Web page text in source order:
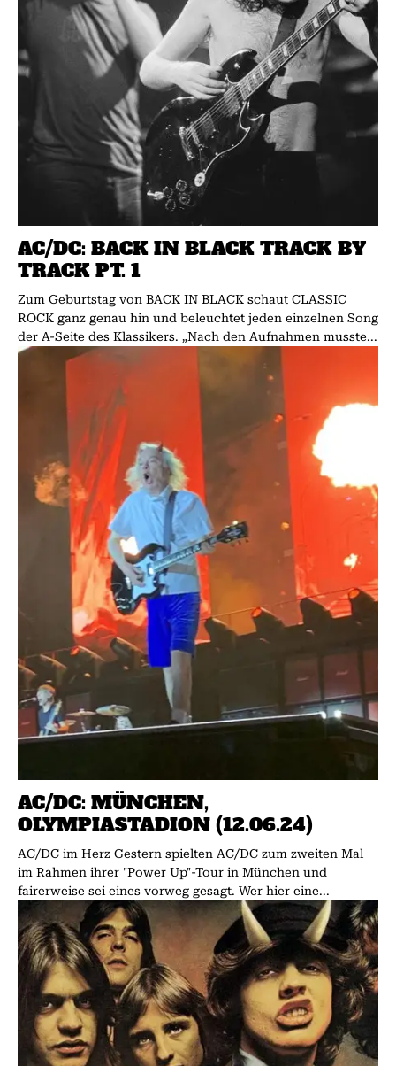
AC/DC: BACK IN BLACK TRACK BY
TRACK PT. 1
Zum Geburtstag von BACK IN BLACK schaut CLASSIC
ROCK ganz genau hin und beleuchtet jeden einzelnen Song
der A-Seite des Klassikers. „Nach den Aufnahmen musste...
AC/DC: MÜNCHEN,
OLYMPIASTADION (12.06.24)
AC/DC im Herz Gestern spielten AC/DC zum zweiten Mal
im Rahmen ihrer "Power Up"-Tour in München und
fairerweise sei eines vorweg gesagt. Wer hier eine...